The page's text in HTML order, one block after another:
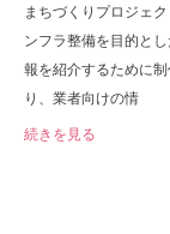
まちづくりプロジェ
ンフラ整備を目的と
報を紹介するために
り、業者向けの情
続きを見る